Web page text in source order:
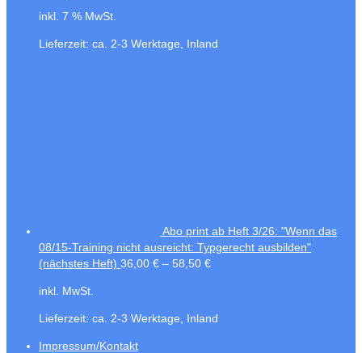
inkl. 7 % MwSt.
Lieferzeit: ca. 2-3 Werktage, Inland
Abo print ab Heft 3/26: "Wenn das
08/15-Training nicht ausreicht: Typgerecht ausbilden"
(nächstes Heft) 36,00 € – 58,50 €
inkl. MwSt.
Lieferzeit: ca. 2-3 Werktage, Inland
Impressum/Kontakt